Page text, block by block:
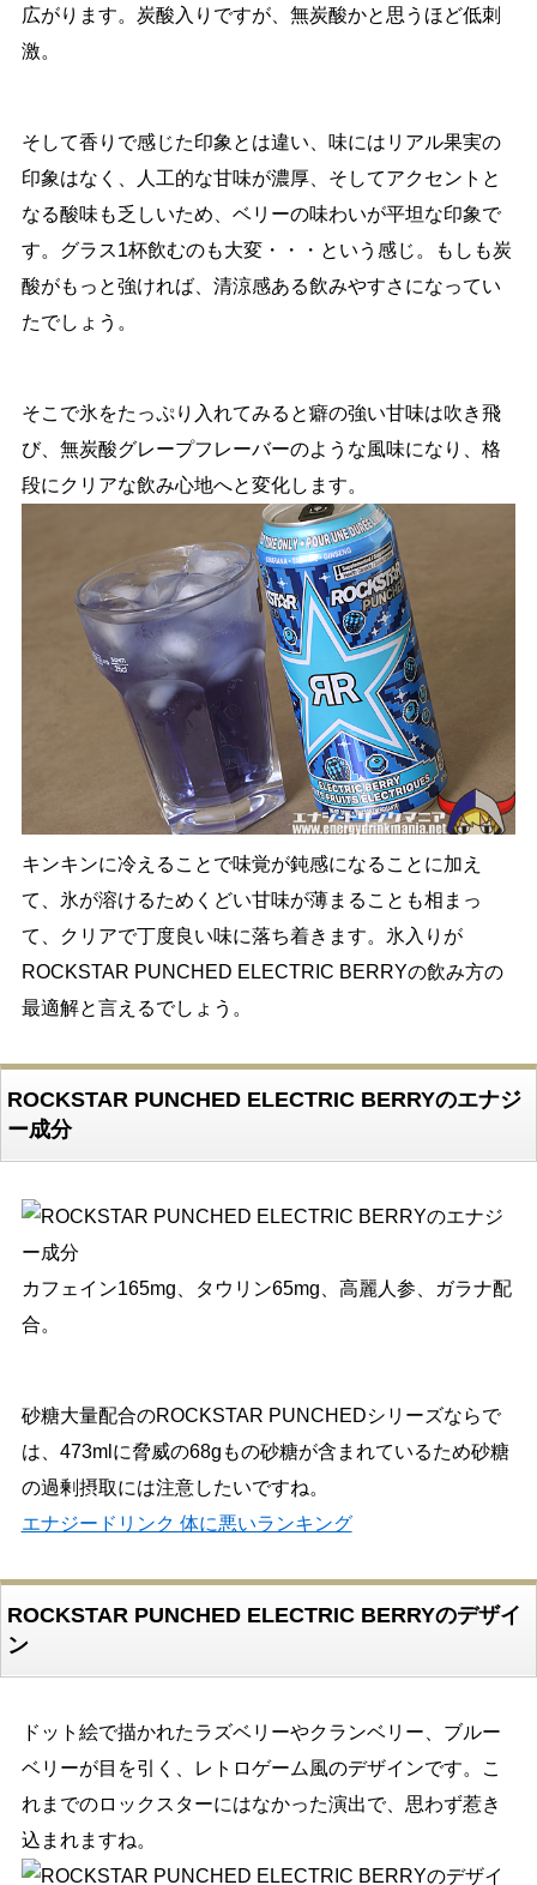
広がります。炭酸入りですが、無炭酸かと思うほど低刺
激。
そして香りで感じた印象とは違い、味にはリアル果実の
印象はなく、人工的な甘味が濃厚、そしてアクセントと
なる酸味も乏しいため、ベリーの味わいが平坦な印象で
す。グラス1杯飲むのも大変・・・という感じ。もしも炭
酸がもっと強ければ、清涼感ある飲みやすさになってい
たでしょう。
そこで氷をたっぷり入れてみると癖の強い甘味は吹き飛
び、無炭酸グレープフレーバーのような風味になり、格
段にクリアな飲み心地へと変化します。
キンキンに冷えることで味覚が鈍感になることに加え
て、氷が溶けるためくどい甘味が薄まることも相まっ
て、クリアで丁度良い味に落ち着きます。氷入りが
ROCKSTAR PUNCHED ELECTRIC BERRYの飲み方の
最適解と言えるでしょう。
ROCKSTAR PUNCHED ELECTRIC BERRYのエナジ
ー成分
カフェイン165mg、タウリン65mg、高麗人参、ガラナ配
合。
砂糖大量配合のROCKSTAR PUNCHEDシリーズならで
は、473mlに脅威の68gもの砂糖が含まれているため砂糖
の過剰摂取には注意したいですね。
エナジードリンク 体に悪いランキング
ROCKSTAR PUNCHED ELECTRIC BERRYのデザイ
ン
ドット絵で描かれたラズベリーやクランベリー、ブルー
ベリーが目を引く、レトロゲーム風のデザインです。こ
れまでのロックスターにはなかった演出で、思わず惹き
込まれますね。